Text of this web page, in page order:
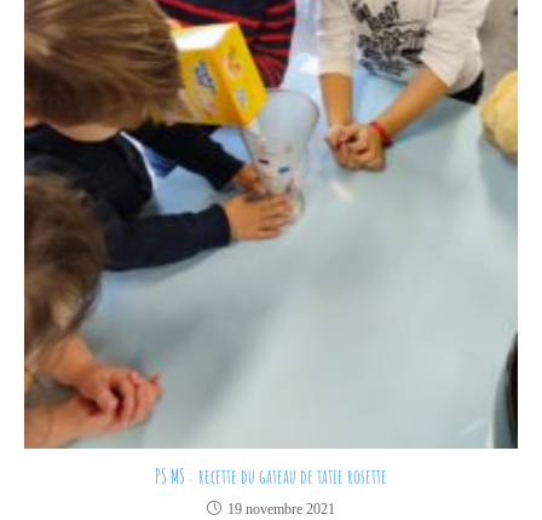
PS MS : recette du gateau de tatie rosette
19 novembre 2021